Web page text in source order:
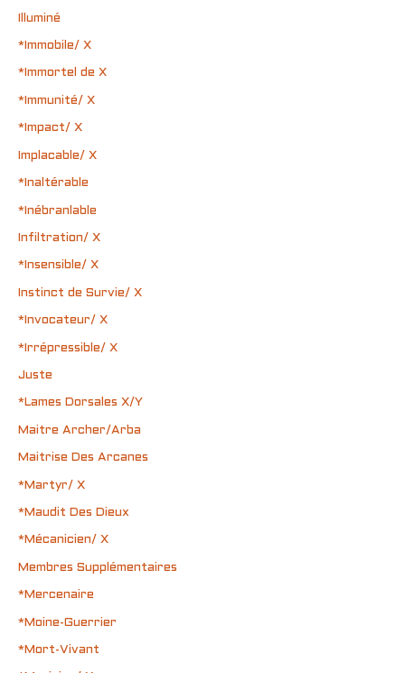
Illuminé
*Immobile/ X
*Immortel de X
*Immunité/ X
*Impact/ X
Implacable/ X
*Inaltérable
*Inébranlable
Infiltration/ X
*Insensible/ X
Instinct de Survie/ X
*Invocateur/ X
*Irrépressible/ X
Juste
*Lames Dorsales X/Y
Maitre Archer/Arba
Maitrise Des Arcanes
*Martyr/ X
*Maudit Des Dieux
*Mécanicien/ X
Membres Supplémentaires
*Mercenaire
*Moine-Guerrier
*Mort-Vivant